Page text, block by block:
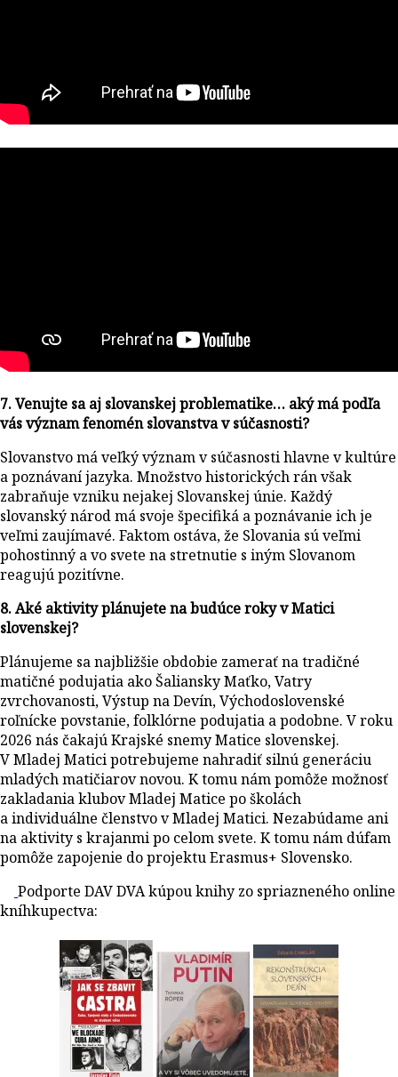
7. Venujte sa aj slovanskej problematike… aký má podľa
vás význam fenomén slovanstva v súčasnosti?
Slovanstvo má veľký význam v súčasnosti hlavne v kultúre
a poznávaní jazyka. Množstvo historických rán však
zabraňuje vzniku nejakej Slovanskej únie. Každý
slovanský národ má svoje špecifiká a poznávanie ich je
veľmi zaujímavé. Faktom ostáva, že Slovania sú veľmi
pohostinný a vo svete na stretnutie s iným Slovanom
reagujú pozitívne.
8. Aké aktivity plánujete na budúce roky v Matici
slovenskej?
Plánujeme sa najbližšie obdobie zamerať na tradičné
matičné podujatia ako Šaliansky Maťko, Vatry
zvrchovanosti, Výstup na Devín, Východoslovenské
roľnícke povstanie, folklórne podujatia a podobne. V roku
2026 nás čakajú Krajské snemy Matice slovenskej.
V Mladej Matici potrebujeme nahradiť silnú generáciu
mladých matičiarov novou. K tomu nám pomôže možnosť
zakladania klubov Mladej Matice po školách
a individuálne členstvo v Mladej Matici. Nezabúdame ani
na aktivity s krajanmi po celom svete. K tomu nám dúfam
pomôže zapojenie do projektu Erasmus+ Slovensko.
Podporte DAV DVA kúpou knihy zo spriazneného online
kníhkupectva: